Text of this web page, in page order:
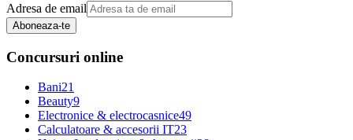
Adresa de email
Aboneaza-te
Concursuri online
Bani21
Beauty9
Electronice & electrocasnice49
Calculatoare & accesorii IT23